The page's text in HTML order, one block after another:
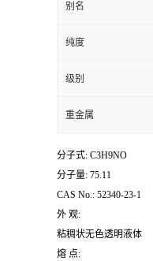
别名
纯度
级别
重金属
分子式: C3H9NO
分子量: 75.11
CAS No.: 52340-23-1
外 观:
粘稠状无色透明液体
熔 点: